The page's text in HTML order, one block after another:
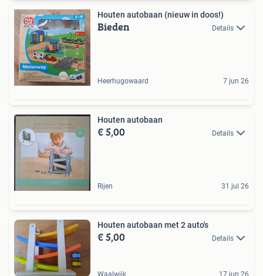
Houten autobaan (nieuw in doos!)
Bieden Details
Heerhugowaard 7 jun 26
Houten autobaan
€ 5,00 Details
Rijen 31 jul 26
Houten autobaan met 2 auto's
€ 5,00 Details